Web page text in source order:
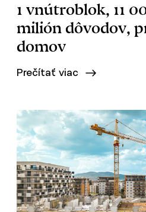
1 vnútroblok, 11
milión dôvodov,
domov
Prečítať viac